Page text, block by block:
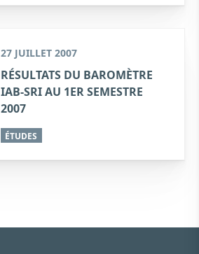
27 JUILLET 2007
RÉSULTATS DU BAROMÈTRE
IAB-SRI AU 1ER SEMESTRE
2007
ÉTUDES